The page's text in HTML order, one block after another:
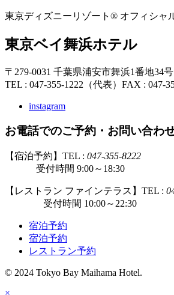
東京ディズニーリゾート® オフィシャ
東京ベイ舞浜ホテル
〒279-0031 千葉県浦安市舞浜1番地34号
TEL : 047-355-1222（代表） FAX : 047-
instagram
お電話でのご予約・お問い合わ
【宿泊予約】TEL : 047-355-8222
受付時間 9:00～18:30
【レストラン ファインテラス】TEL :
受付時間 10:00～22:30
宿泊予約
宿泊予約
レストラン予約
© 2024 Tokyo Bay Maihama Hotel.
×